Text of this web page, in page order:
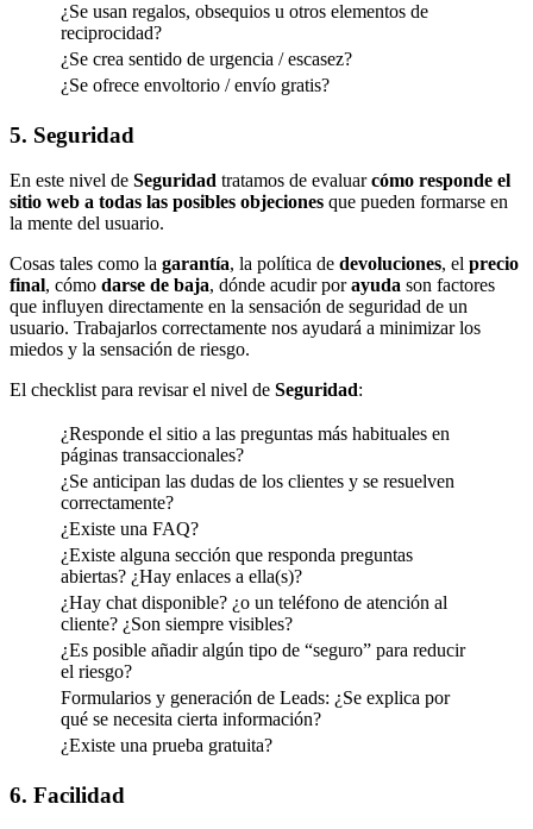
¿Se usan regalos, obsequios u otros elementos de
reciprocidad?
¿Se crea sentido de urgencia / escasez?
¿Se ofrece envoltorio / envío gratis?
5. Seguridad
En este nivel de Seguridad tratamos de evaluarcómo responde el
sitio web a todas las posibles objeciones que pueden formarse en
la mente del usuario.
Cosas tales como la garantía, la política de devoluciones, el precio
final, cómo darse de baja, dónde acudir porayuda son factores
que influyen directamente en la sensación de seguridad de un
usuario. Trabajarlos correctamente nos ayudará a minimizar los
miedos y la sensación de riesgo.
El checklist para revisar el nivel de Seguridad:
¿Responde el sitio a las preguntas más habituales en
páginas transaccionales?
¿Se anticipan las dudas de los clientes y se resuelven
correctamente?
¿Existe una FAQ?
¿Existe alguna sección que responda preguntas
abiertas? ¿Hay enlaces a ella(s)?
¿Hay chat disponible? ¿o un teléfono de atención al
cliente? ¿Son siempre visibles?
¿Es posible añadir algún tipo de “seguro” para reducir
el riesgo?
Formularios y generación de Leads: ¿Se explica por
qué se necesita cierta información?
¿Existe una prueba gratuita?
6. Facilidad